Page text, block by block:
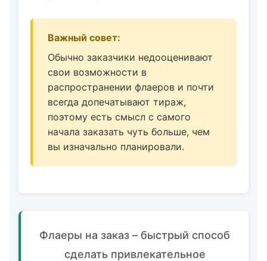
Важный совет:
Обычно заказчики недооценивают
свои возможности в
распространении флаеров и почти
всегда допечатывают тираж,
поэтому есть смысл с самого
начала заказать чуть больше, чем
вы изначально планировали.
Флаеры на заказ – быстрый способ
сделать привлекательное